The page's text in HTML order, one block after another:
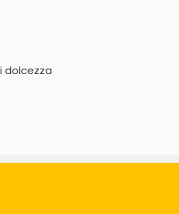
dolcezza